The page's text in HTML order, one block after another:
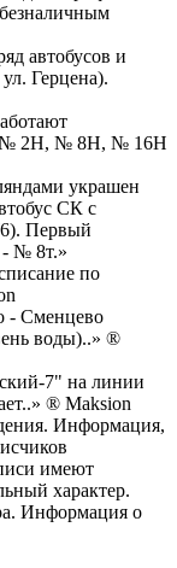
автобусов и
Герцена).
№ 2Н, № 8Н, № 16Н
украшен
СК с
Первый
- № 8т.»
по
- Сменцево
воды)..» ®
7" на линии
® Maksion
Информация,
имеют
характер.
Информация о